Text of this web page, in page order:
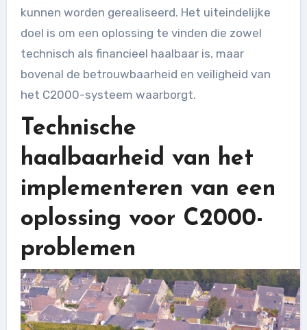
kunnen worden gerealiseerd. Het uiteindelijke
doel is om een oplossing te vinden die zowel
technisch als financieel haalbaar is, maar
bovenal de betrouwbaarheid en veiligheid van
het C2000-systeem waarborgt.
Technische
haalbaarheid van het
implementeren van een
oplossing voor C2000-
problemen